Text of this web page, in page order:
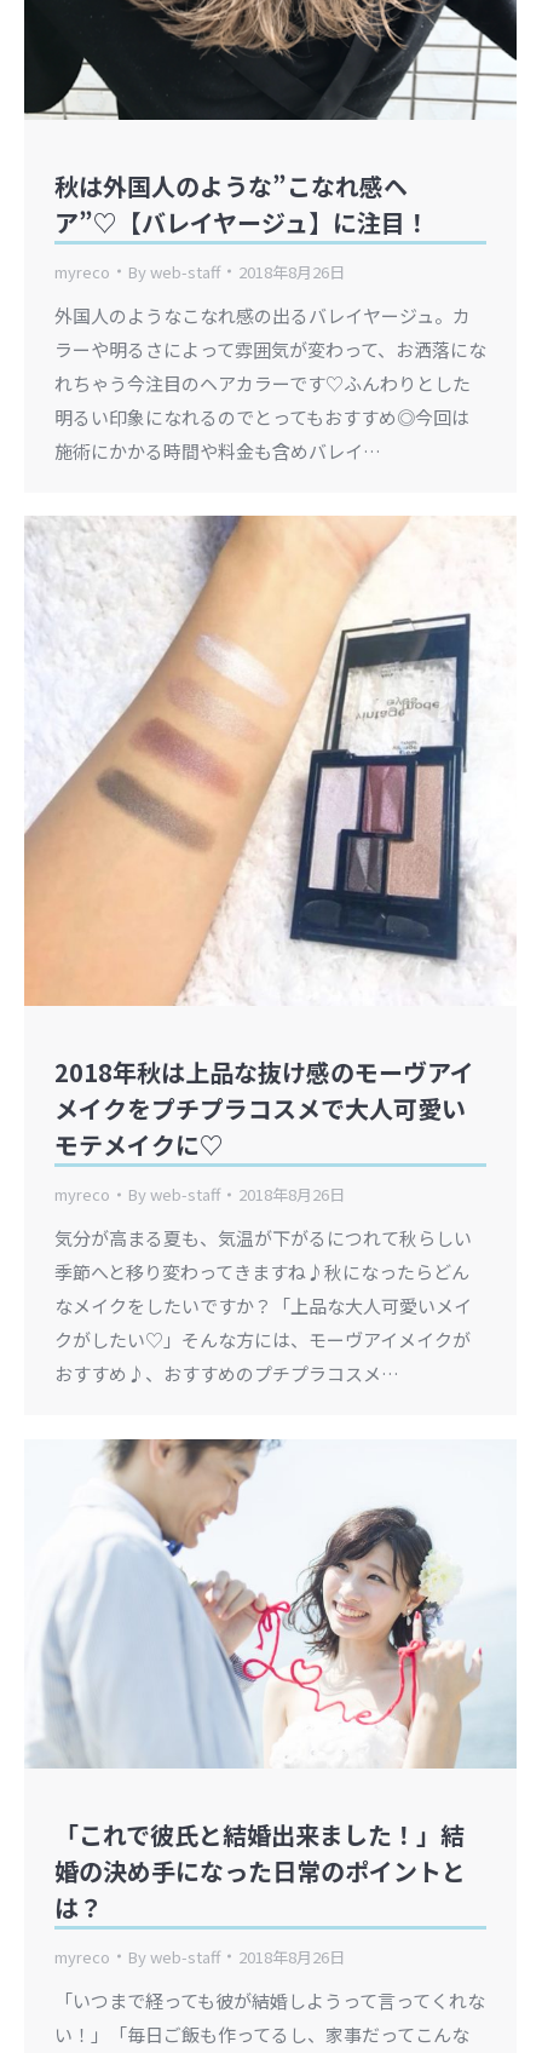
秋は外国人のような”こなれ感ヘ
ア”♡【バレイヤージュ】に注目！
myreco Byweb-staff 2018年8月26日
外国人のようなこなれ感の出るバレイヤージュ。カ
ラーや明るさによって雰囲気が変わって、お洒落にな
れちゃう今注目のヘアカラーです♡ふんわりとした
明るい印象になれるのでとってもおすすめ◎今回は
施術にかかる時間や料金も含めバレイ…
2018年秋は上品な抜け感のモーヴアイ
メイクをプチプラコスメで大人可愛い
モテメイクに♡
myreco Byweb-staff 2018年8月26日
気分が高まる夏も、気温が下がるにつれて秋らしい
季節へと移り変わってきますね♪秋になったらどん
なメイクをしたいですか？「上品な大人可愛いメイ
クがしたい♡」そんな方には、モーヴアイメイクが
おすすめ♪、おすすめのプチプラコスメ…
「これで彼氏と結婚出来ました！」結
婚の決め手になった日常のポイントと
は？
myreco Byweb-staff 2018年8月26日
「いつまで経っても彼が結婚しようって言ってくれな
い！」「毎日ご飯も作ってるし、家事だってこんな